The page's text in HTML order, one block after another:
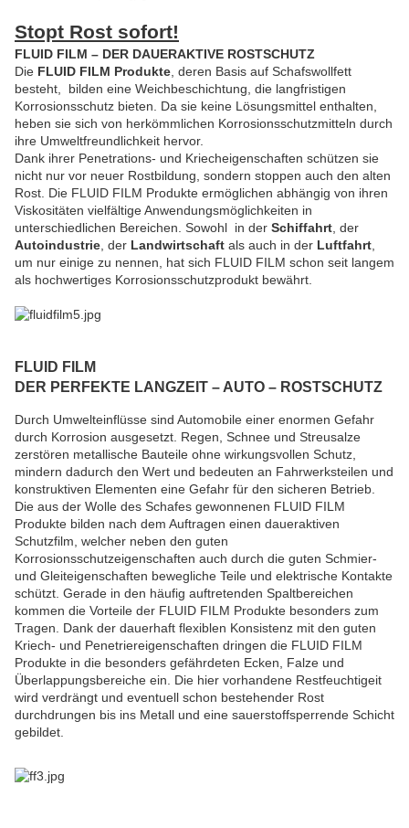
Stopt Rost sofort!
FLUID FILM – DER DAUERAKTIVE ROSTSCHUTZ
Die FLUID FILM Produkte , deren Basis auf Schafswollfett
besteht, bilden eine Weichbeschichtung, die langfristigen
Korrosionsschutz bieten. Da sie keine Lösungsmittel enthalten,
heben sie sich von herkömmlichen Korrosionsschutzmitteln durch
ihre Umweltfreundlichkeit hervor.
Dank ihrer Penetrations- und Kriecheigenschaften schützen sie
nicht nur vor neuer Rostbildung, sondern stoppen auch den alten
Rost. Die FLUID FILM Produkte ermöglichen abhängig von ihren
Viskositäten vielfältige Anwendungsmöglichkeiten in
unterschiedlichen Bereichen. Sowohl in der Schiffahrt , der
Autoindustrie , der Landwirtschaft als auch in der Luftfahrt
um nur einige zu nennen, hat sich FLUID FILM schon seit langem
als hochwertiges Korrosionsschutzprodukt bewährt.
FLUID FILM
DER PERFEKTE LANGZEIT – AUTO – ROSTSCHUTZ
Durch Umwelteinflüsse sind Automobile einer enormen Gefahr
durch Korrosion ausgesetzt. Regen, Schnee und Streusalze
zerstören metallische Bauteile ohne wirkungsvollen Schutz,
mindern dadurch den Wert und bedeuten an Fahrwerksteilen und
konstruktiven Elementen eine Gefahr für den sicheren Betrieb.
Die aus der Wolle des Schafes gewonnenen FLUID FILM
Produkte bilden nach dem Auftragen einen daueraktiven
Schutzfilm, welcher neben den guten
Korrosionsschutzeigenschaften auch durch die guten Schmier-
und Gleiteigenschaften bewegliche Teile und elektrische Kontakte
schützt. Gerade in den häufig auftretenden Spaltbereichen
kommen die Vorteile der FLUID FILM Produkte besonders zum
Tragen. Dank der dauerhaft flexiblen Konsistenz mit den guten
Kriech- und Penetriereigenschaften dringen die FLUID FILM
Produkte in die besonders gefährdeten Ecken, Falze und
Überlappungsbereiche ein. Die hier vorhandene Restfeuchtigeit
wird verdrängt und eventuell schon bestehender Rost
durchdrungen bis ins Metall und eine sauerstoffsperrende Schicht
gebildet.